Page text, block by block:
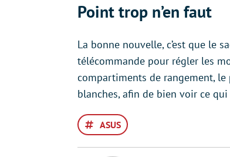
Point trop n’en faut
La bonne nouvelle, c’est que le
télécommande pour régler les
compartiments de rangement, le
blanches, afin de bien voir ce qui
ASUS